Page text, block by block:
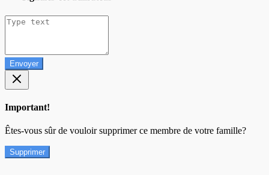
Envoyer
Important!
Êtes-vous sûr de vouloir supprimer ce membre de votre famille?
Supprimer